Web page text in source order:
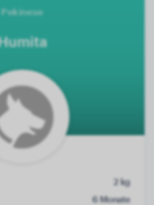
Pekinese
2 kg
6 Monate